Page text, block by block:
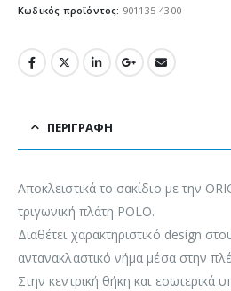
Κωδικός προϊόντος: 901135-4300
ΠΕΡΙΓΡΑΦΉ
Αποκλειστικά το σακίδιο με την
τριγωνική πλάτη POLO.
Διαθέτει χαρακτηριστικό design
αντανακλαστικό νήμα μέσα στην
Στην κεντρική θήκη και εσωτερικά